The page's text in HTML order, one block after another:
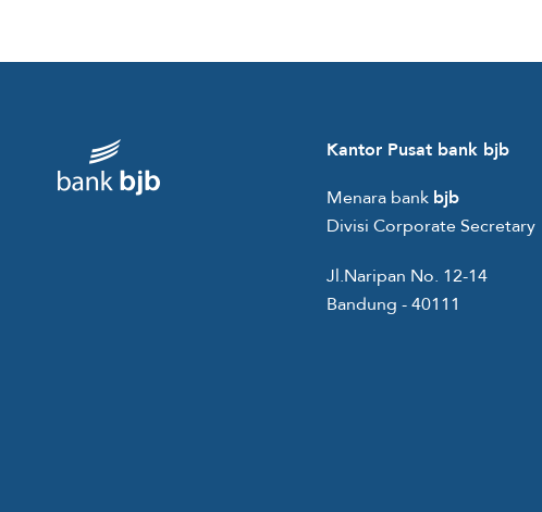
Kantor Pusat bank bjb
Menara bank bjb
Divisi Corporate Secretary
Jl.Naripan No. 12-14
Bandung - 40111